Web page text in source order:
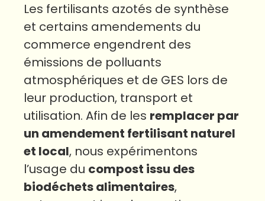
Les fertilisants azotés de synthèse
et certains amendements du
commerce engendrent des
émissions de polluants
atmosphériques et de GES lors de
leur production, transport et
utilisation. Afin de les remplacer par
un amendement fertilisant naturel
et local, nous expérimentons
l’usage du compost issu des
biodéchets alimentaires,